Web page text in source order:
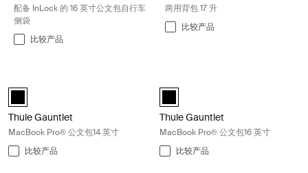
配备 InLock 的 16 英寸公文包自行车
侧袋
比较产品
两用背包 17 升
比较产品
Thule Gauntlet MacBook Pro® attaché 14" 黑色 (selected)
Thule Gauntlet
MacBook Pro® 公文包14 英寸
比较产品
Thule Gauntlet MacBook Pro®
Thule Gauntlet
MacBook Pro® 公文包16 英寸
比较产品